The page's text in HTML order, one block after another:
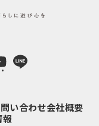
LINE
い合わせ会社概要
報